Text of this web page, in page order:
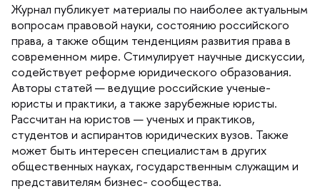
Журнал публикует материалы по наиболее актуальным
опросам правовой науки, состоянию российского
права, а также общим тенденциям развития права
современном мире. Стимулирует научные дискуссии,
содействует реформе юридического образования.
Авторы статей — ведущие российские ученые-
юристы и практики, а также зарубежные юристы.
Рассчитан на юристов — ученых и практиков,
студентов и аспирантов юридических вузов. Также
может быть интересен специалистам в других
общественных науках, государственным служащим и
представителям бизнес- сообщества.